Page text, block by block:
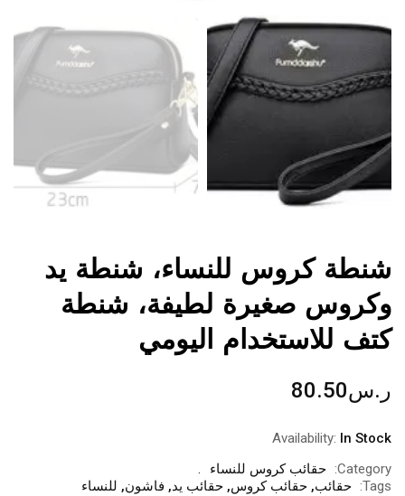
شنطة كروس للنساء، شنطة يد
وكروس صغيرة لطيفة، شنطة
كتف للاستخدام اليومي
ر.س80.50
Availability: In Stock
Category:
حقائب كروس للنساء
Tags:
حقائب, حقائب كروس, حقائب يد, فاشون, للنساء